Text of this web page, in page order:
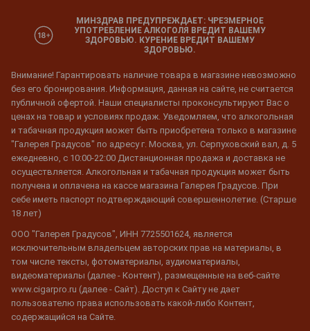
МИНЗДРАВ ПРЕДУПРЕЖДАЕТ: ЧРЕЗМЕРНОЕ
УПОТРЕБЛЕНИЕ АЛКОГОЛЯ ВРЕДИТ ВАШЕМУ
ЗДОРОВЬЮ. КУРЕНИЕ ВРЕДИТ ВАШЕМУ
ЗДОРОВЬЮ.
Внимание! Гарантировать наличие товара в магазине невозможно
без его бронирования. Информация, данная на сайте, не считается
публичной офертой. Наши специалисты проконсультируют Вас о
ценах на товар и условиях продаж. Уведомляем, что алкогольная
и табачная продукция может быть приобретена только в магазине
"Галерея Градусов" по адресу г. Москва, ул. Серпуховский вал, д. 5
ежедневно, с 10:00-22:00 Дистанционная продажа и доставка не
осуществляется. Алкогольная и табачная продукция может быть
получена и оплачена на кассе магазина Галерея Градусов. При
себе иметь паспорт подтверждающий совершеннолетие. (Старше
18 лет)
ООО "Галерея Градусов", ИНН 7725501624, является
исключительным владельцем авторских прав на материалы, в
том числе тексты, фотоматериалы, аудиоматериалы,
видеоматериалы (далее - Контент), размещенные на веб-сайте
www.cigarpro.ru (далее - Сайт). Доступ к Сайту не дает
пользователю права использовать какой-либо Контент,
содержащийся на Сайте.